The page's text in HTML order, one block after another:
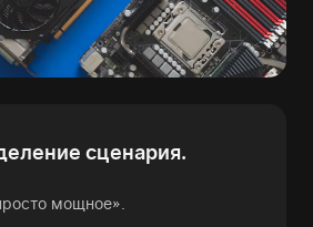
сценария.
мощное».